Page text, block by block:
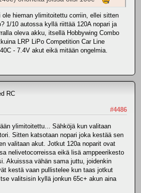
ole hieman ylimitoitettu corriin, ellei sitten
1/10 autossa kyllä riittää 120A nopari ja
oleva akku, itsellä Hobbywing Combo
LRP LiPo Competition Car Line
- 7.4V akut eikä mitään ongelmia.
RC
#4486
ylimitoitettu... Sähköjä kun valitaan
Sitten katsotaan nopari joka kestää sen
valitaan akut. Jotkut 120a noparit ovat
nelivetocorreissa eikä lisä amppeerikesto
Akuisssa vähän sama juttu, joidenkin
kestä vaan pullistelee kun taas jotkut
valitsisin kyllä jonkun 65c+ akun aina